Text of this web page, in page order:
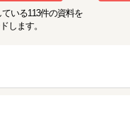
ている113件の資料を
します。